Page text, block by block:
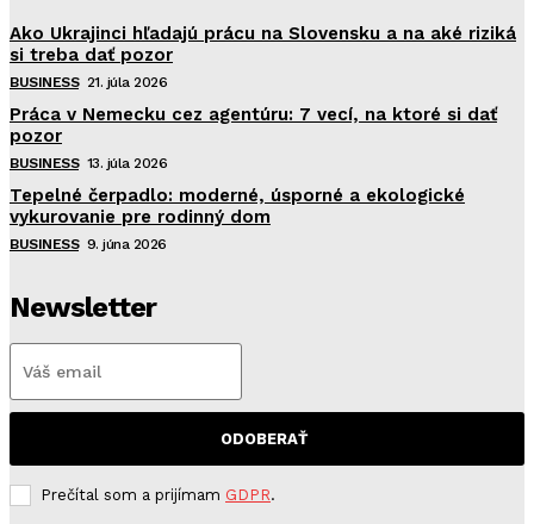
Ako Ukrajinci hľadajú prácu na Slovensku a na aké riziká
si treba dať pozor
BUSINESS 21. júla 2026
Práca v Nemecku cez agentúru: 7 vecí, na ktoré si dať
pozor
BUSINESS 13. júla 2026
Tepelné čerpadlo: moderné, úsporné a ekologické
vykurovanie pre rodinný dom
BUSINESS 9. júna 2026
Newsletter
ODOBERAŤ
Prečítal som a prijímam GDPR.